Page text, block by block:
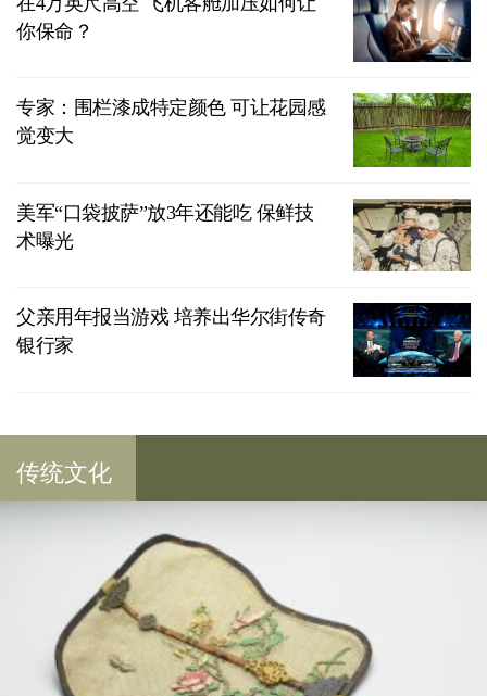
你保命？
专家：围栏漆成特定颜色 可让花园感
觉变大
美军“口袋披萨”放3年还能吃 保鲜技
术曝光
父亲用年报当游戏 培养出华尔街传奇
银行家
传统文化